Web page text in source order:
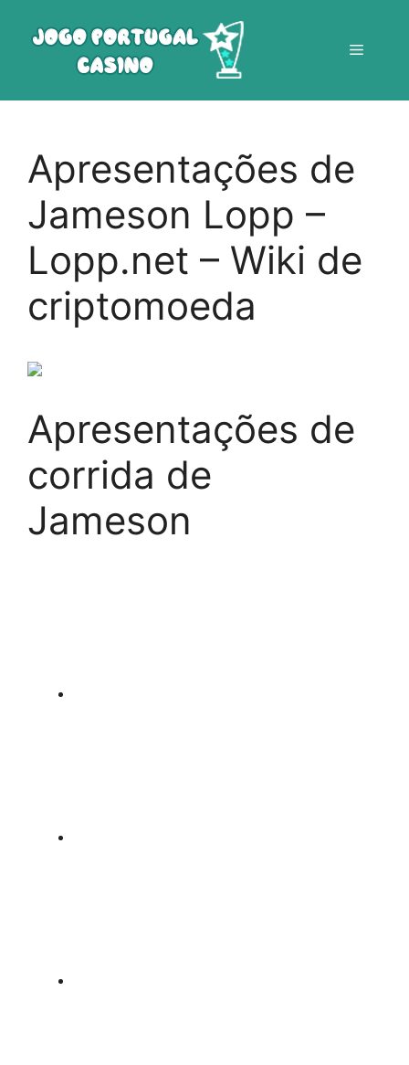
Menu
Apresentações de
Jameson Lopp –
Lopp.net – Wiki de
criptomoeda
Apresentações de
corrida de
Jameson